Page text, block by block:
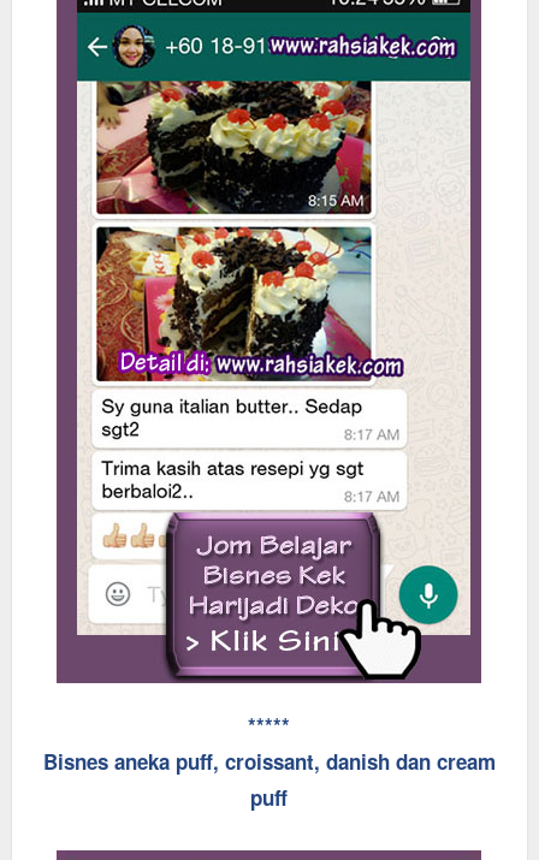
*****
Bisnes aneka puff, croissant, danish dan cream
puff